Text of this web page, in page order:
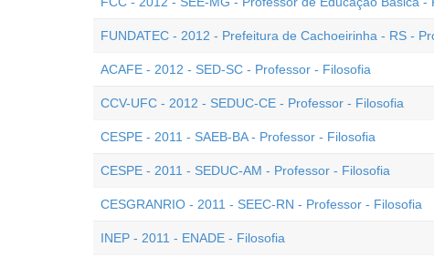
FUNDATEC - 2012 - Prefeitura de Cachoeirinha - RS -
ACAFE - 2012 - SED-SC - Professor - Filosofia
CCV-UFC - 2012 - SEDUC-CE - Professor - Filosofia
CESPE - 2011 - SAEB-BA - Professor - Filosofia
CESPE - 2011 - SEDUC-AM - Professor - Filosofia
CESGRANRIO - 2011 - SEEC-RN - Professor - Filosofia
INEP - 2011 - ENADE - Filosofia